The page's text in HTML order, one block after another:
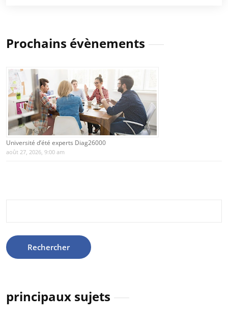
Prochains évènements
Université d’été experts Diag26000
août 27, 2026, 9:00 am
principaux sujets